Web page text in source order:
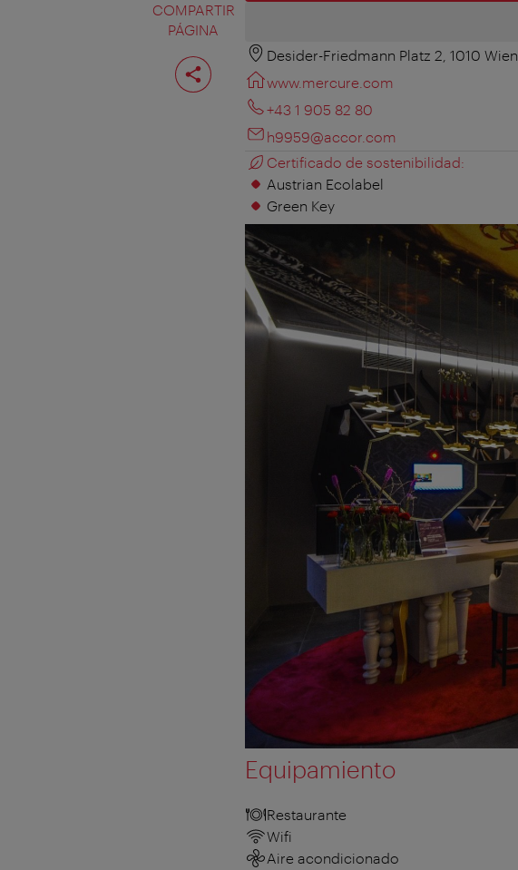
COMPARTIR
PÁGINA
Compartir
página
Desider-Friedmann Platz 2, 1010 Wien
www.mercure.com
+43 1 905 82 80
h9959@accor.com
Certificado de sostenibilidad:
Austrian Ecolabel
Green Key
Equipamiento
Restaurante
Wifi
Aire acondicionado